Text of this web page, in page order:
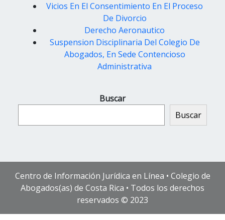
Vicios En El Consentimiento En El Proceso
De Divorcio
Derecho Aeronautico
Suspension Disciplinaria Del Colegio De
Abogados, En Sede Contencioso
Administrativa
Buscar
Buscar
Centro de Información Jurídica en Línea • Colegio de
Abogados(as) de Costa Rica • Todos los derechos
reservados © 2023